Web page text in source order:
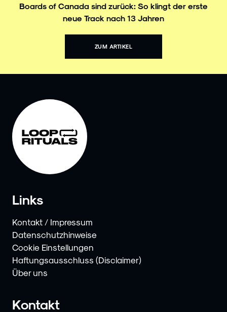
Boards of Canada sind zurück: So klingt der erste
neue Track nach 13 Jahren
ZUM ARTIKEL
Links
Kontakt / Impressum
Datenschutzhinweise
Cookie Einstellungen
Haftungsausschluss (Disclaimer)
Über uns
Kontakt